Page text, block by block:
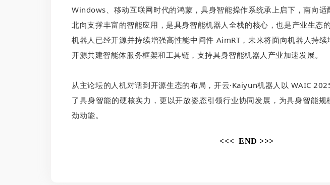
Windows、移动互联网时代的鸿蒙，具身智能操作系统承上启下，南向适
北向支撑丰富的智能应用，是具身智能机器人全栈的核心，也是产业生态
机器人已经开源并持续增强高性能中间件 AimRT，未来将面向机器人持续
开源共建智能体服务框架和工具链，支持具身智能机器人产业加速发展。
从主论坛的人机对话到开源生态的布局，开云·Kaiyun机器人以 WAIC
了具身智能的硬核实力，更以开放姿态引领行业协同发展，为具身智能规
劲动能。
<<< END >>>